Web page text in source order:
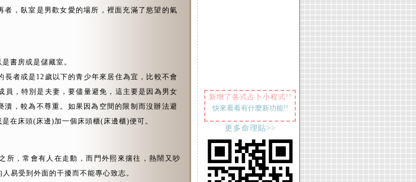
新增了各式占卜小程式!!
快來看看有什麼新功能!!
更多命理貼>>
者，臥室是男歡女愛的場所，裡面充滿了慾望的氣
書房或是儲藏室。
長者或是12歲以下的青少年來居住為宜，比較不會
員，特別是夫妻，要儘量避免，這主要是因為男女
瀆，較為不尊重。如果因為空間的限制而沒辦法避
在床頭(床邊)加一個床頭櫃(床邊櫃)便可。
所，常會有人在走動，而門外熙來攘往，熱鬧又吵
易受到外面的干擾而不能專心致志。